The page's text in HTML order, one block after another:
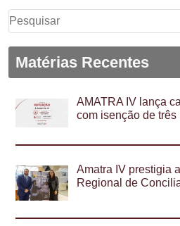
Pesquisar
por:
Matérias Recentes
AMATRA IV lança
com isenção de
Amatra IV prestigia
Regional de